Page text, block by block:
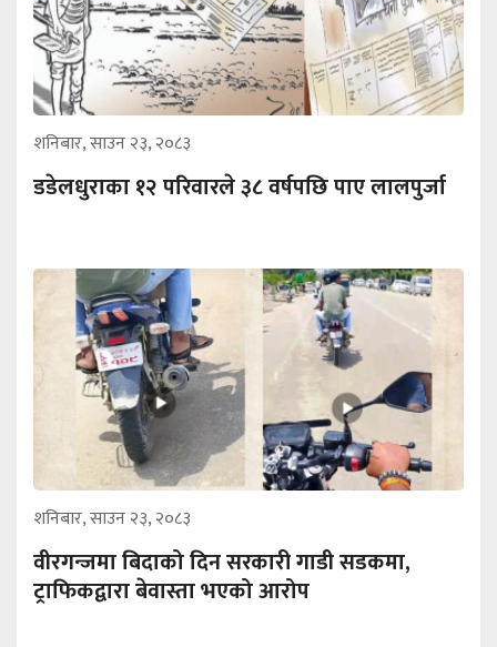
शनिबार, साउन २३, २०८३
डडेलधुराका १२ परिवारले ३८ वर्षपछि पाए लालपुर्जा
शनिबार, साउन २३, २०८३
वीरगन्जमा बिदाको दिन सरकारी गाडी सडकमा,
ट्राफिकद्वारा बेवास्ता भएको आरोप